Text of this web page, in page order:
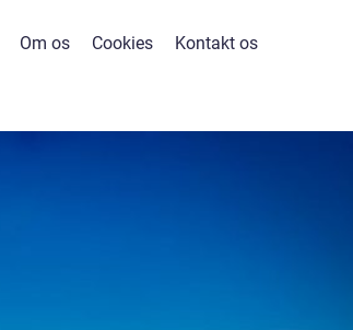
Om os Cookies Kontakt os